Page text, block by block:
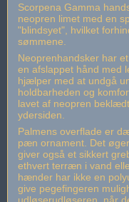
Scorpena Gamma
neopren limet med en
"blindsyet", hvilket
sømmene.
Neoprenhandsker har
en afslappet hånd med
hjælper med at undgå
holdbarheden og
lavet af neopren
ydersiden.
Palmens overflade er
pæn ornament. Det
giver også et sikkert
ethvert terræn i vand
hænder har ikke en
give pegefingeren
udløserudløseren, når